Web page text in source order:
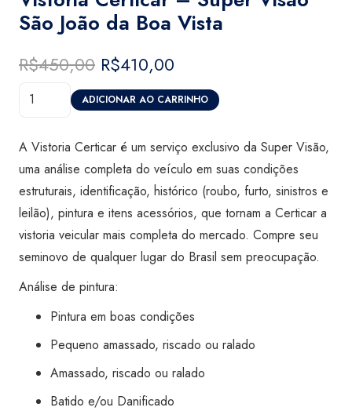
São João da Boa Vista
R$450,00 O
preço
original
R$450,00.
R$410,00
preço
atual
R$410,00.
Vistoria
São
Vista
quantidade
ADICIONAR AO CARRINHO
A Vistoria Certicar é um serviço exclusivo da Super Visão,
uma análise completa do veículo em suas condições
estruturais, identificação, histórico (roubo, furto, sinistros e
leilão), pintura e itens acessórios, que tornam a Certicar a
vistoria veicular mais completa do mercado. Compre seu
seminovo de qualquer lugar do Brasil sem preocupação.
Análise de pintura:
Pintura em boas condições
Pequeno amassado, riscado ou ralado
Amassado, riscado ou ralado
Batido e/ou Danificado